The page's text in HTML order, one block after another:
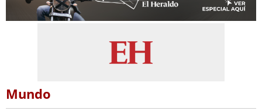
Mundo